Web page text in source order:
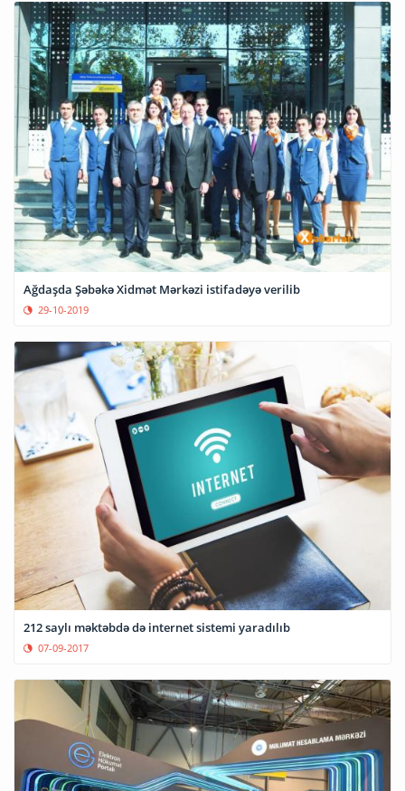
Ağdaşda Şəbəkə Xidmət Mərkəzi istifadəyə verilib
29-10-2019
212 saylı məktəbdə də internet sistemi yaradılıb
07-09-2017